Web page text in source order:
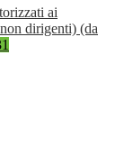
ai
dirigenti) (da